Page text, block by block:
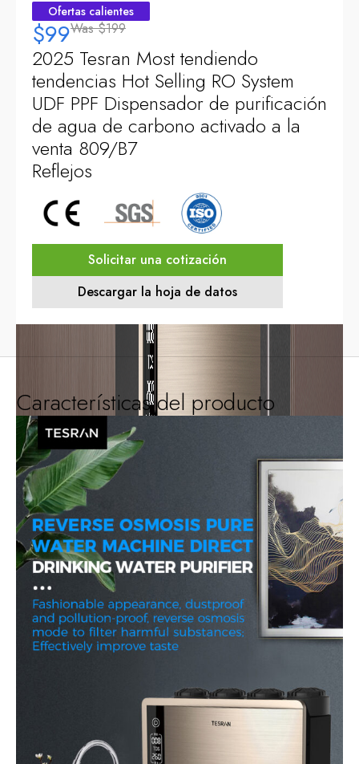
Ofertas calientes
$99Was$199
2025 Tesran Most tendiendo
tendencias Hot Selling RO System
UDF PPF Dispensador de purificación
de agua de carbono activado a la
venta 809/B7
Reflejos
Solicitar una cotización
Descargar la hoja de datos
Características del producto